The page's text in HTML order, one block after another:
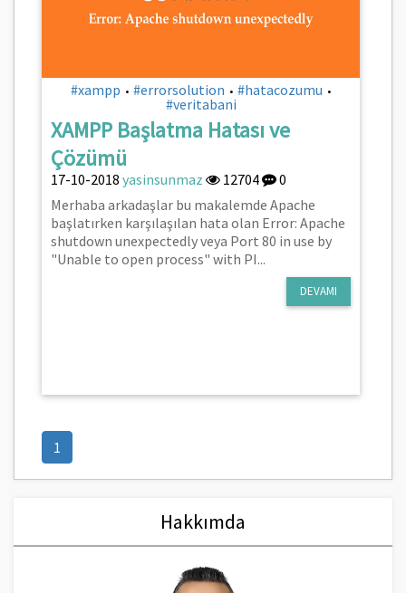
#xampp • #errorsolution • #hatacozumu •
#veritabani
XAMPP Başlatma Hatası ve
Çözümü
17-10-2018 yasinsunmaz 12704
0
Merhaba arkadaşlar bu makalemde Apache
başlatırken karşılaşılan hata olan Error: Apache
shutdown unexpectedly veya Port 80 in use by
"Unable to open process" with PI...
DEVAMI
1
Hakkımda